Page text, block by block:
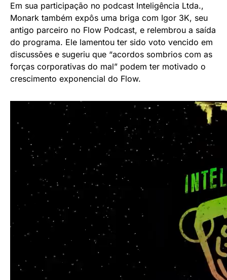
Em sua participação no podcast Inteligência Ltda.,
Monark também expôs uma briga com Igor 3K, seu
antigo parceiro no Flow Podcast, e relembrou a saída
do programa. Ele lamentou ter sido voto vencido em
discussões e sugeriu que “acordos sombrios com as
forças corporativas do mal” podem ter motivado o
crescimento exponencial do Flow.